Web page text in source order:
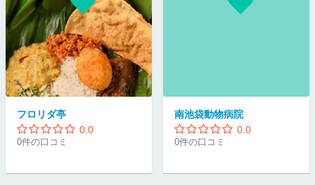
フロリダ亭
0.0
0件の口コミ
南池袋動物病院
0.0
0件の口コミ